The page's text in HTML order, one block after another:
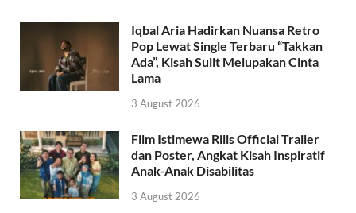
Iqbal Aria Hadirkan Nuansa Retro
Pop Lewat Single Terbaru “Takkan
Ada”, Kisah Sulit Melupakan Cinta
Lama
3 August 2026
Film Istimewa Rilis Official Trailer
dan Poster, Angkat Kisah Inspiratif
Anak-Anak Disabilitas
3 August 2026